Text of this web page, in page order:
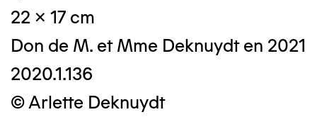
22 x 17 cm
Don de M. et Mme Deknuydt en 2021
2020.1.136
© Arlette Deknuydt